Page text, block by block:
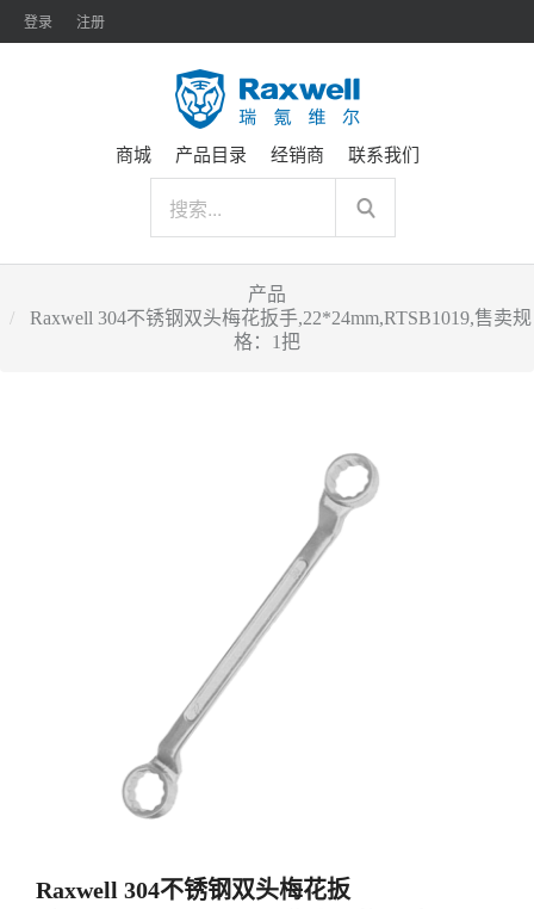
登录 注册
商城 产品目录 经销商 联系我们
产品
Raxwell 304不锈钢双头梅花扳手,22*24mm,RTSB1019,售卖规
格：1把
Raxwell 304不锈钢双头梅花扳